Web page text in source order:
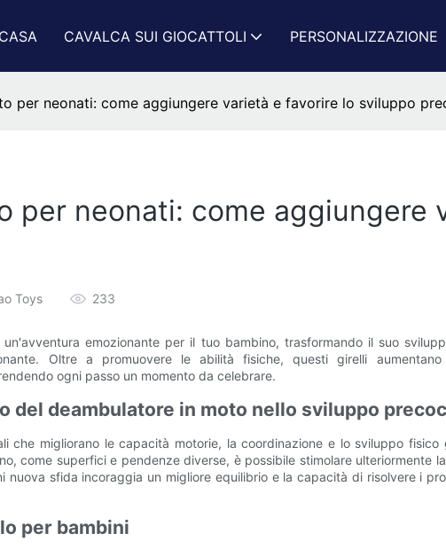
CASA CAVALCA SUI GIOCATTOLI PERSONALIZZAZIONE
per neonati: come aggiungere varietà e favorire lo sviluppo
per neonati: come aggiungere
Toys 233
emozionante per il tuo bambino, trasformando il suo
Oltre a promuovere le abilità fisiche, questi girelli
ogni passo un momento da celebrare.
del deambulatore in moto nello sviluppo
che migliorano le capacità motorie, la coordinazione e lo sviluppo fisico
come superfici e pendenze diverse, è possibile stimolare ulteriormente
nuova sfida incoraggia un migliore equilibrio e la capacità di risolvere i
per bambini